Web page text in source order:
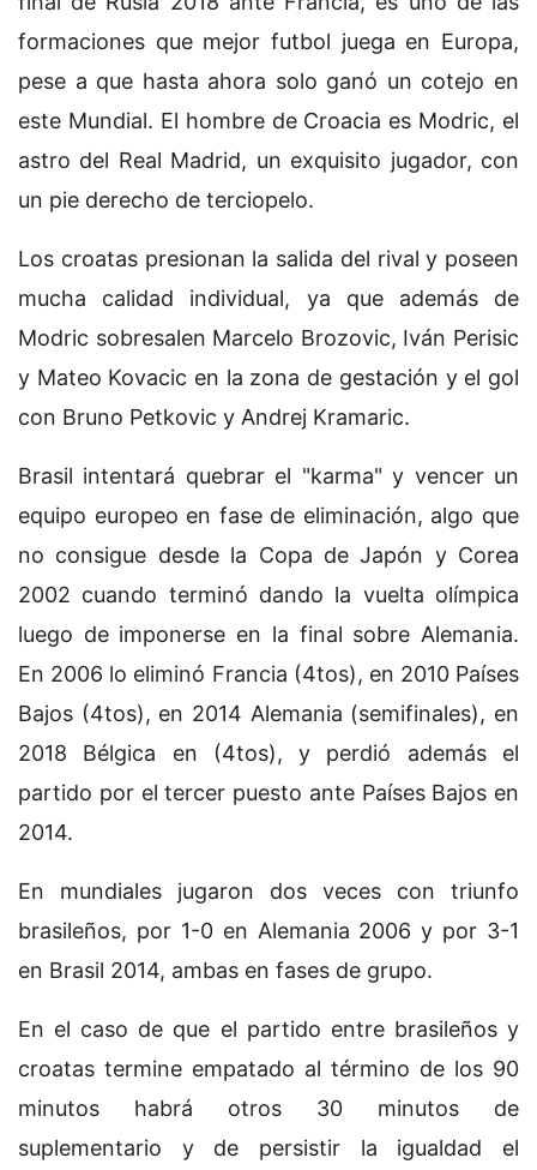
formaciones que mejor futbol juega en Europa,
pese a que hasta ahora solo ganó un cotejo en
este Mundial. El hombre de Croacia es Modric, el
astro del Real Madrid, un exquisito jugador, con
un pie derecho de terciopelo.
Los croatas presionan la salida del rival y poseen
mucha calidad individual, ya que además de
Modric sobresalen Marcelo Brozovic, Iván Perisic
y Mateo Kovacic en la zona de gestación y el gol
con Bruno Petkovic y Andrej Kramaric.
Brasil intentará quebrar el "karma" y vencer un
equipo europeo en fase de eliminación, algo que
no consigue desde la Copa de Japón y Corea
2002 cuando terminó dando la vuelta olímpica
luego de imponerse en la final sobre Alemania.
En 2006 lo eliminó Francia (4tos), en 2010 Países
Bajos (4tos), en 2014 Alemania (semifinales), en
2018 Bélgica en (4tos), y perdió además el
partido por el tercer puesto ante Países Bajos en
2014.
En mundiales jugaron dos veces con triunfo
brasileños, por 1-0 en Alemania 2006 y por 3-1
en Brasil 2014, ambas en fases de grupo.
En el caso de que el partido entre brasileños y
croatas termine empatado al término de los 90
minutos habrá otros 30 minutos de
suplementario y de persistir la igualdad el